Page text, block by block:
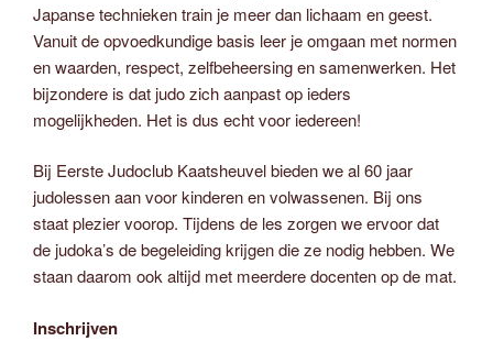
Japanse technieken train je meer dan lichaam en geest.
Vanuit de opvoedkundige basis leer je omgaan met normen
en waarden, respect, zelfbeheersing en samenwerken. Het
bijzondere is dat judo zich aanpast op ieders
mogelijkheden. Het is dus echt voor iedereen!
Bij Eerste Judoclub Kaatsheuvel bieden we al 60 jaar
judolessen aan voor kinderen en volwassenen. Bij ons
staat plezier voorop. Tijdens de les zorgen we ervoor dat
de judoka’s de begeleiding krijgen die ze nodig hebben. We
staan daarom ook altijd met meerdere docenten op de mat.
Inschrijven